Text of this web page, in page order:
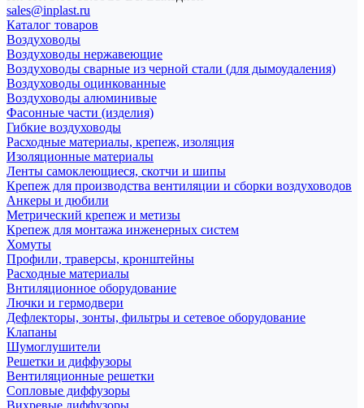
sales@inplast.ru
Каталог товаров
Воздуховоды
Воздуховоды нержавеющие
Воздуховоды сварные из черной стали (для дымоудаления)
Воздуховоды оцинкованные
Воздуховоды алюминивые
Фасонные части (изделия)
Гибкие воздуховоды
Расходные материалы, крепеж, изоляция
Изоляционные материалы
Ленты самоклеющиеся, скотчи и шипы
Крепеж для производства вентиляции и сборки воздуховодов
Анкеры и дюбили
Метрический крепеж и метизы
Крепеж для монтажа инженерных систем
Хомуты
Профили, траверсы, кронштейны
Расходные материалы
Внтиляционное оборудование
Лючки и гермодвери
Дефлекторы, зонты, фильтры и сетевое оборудование
Клапаны
Шумоглушители
Решетки и диффузоры
Вентиляционные решетки
Сопловые диффузоры
Вихревые диффузоры